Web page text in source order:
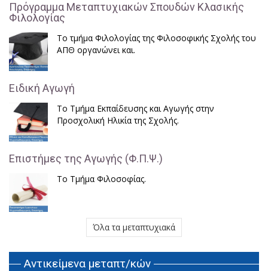
Πρόγραμμα Μεταπτυχιακών Σπουδών Κλασικής
Φιλολογίας
Το τμήμα Φιλολογίας της Φιλοσοφικής Σχολής του
ΑΠΘ οργανώνει και.
Ειδική Αγωγή
Το Τμήμα Εκπαίδευσης και Αγωγής στην
Προσχολική Ηλικία της Σχολής.
Επιστήμες της Αγωγής (Φ.Π.Ψ.)
Το Τμήμα Φιλοσοφίας.
Όλα τα μεταπτυχιακά
Αντικείμενα μεταπτ/κών